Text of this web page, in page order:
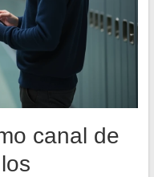
canal de